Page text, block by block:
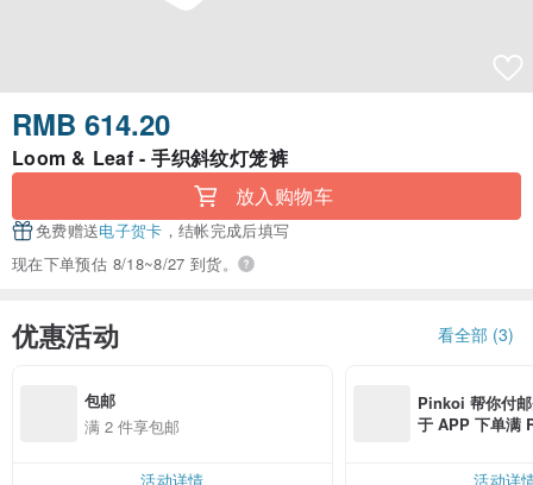
RMB 614.20
Loom & Leaf - 手织斜纹灯笼裤
放入购物车
免费赠送电子贺卡 ，结帐完成后填写
现在下单预估 8/18~8/27 到货。
优惠活动 看全部 (3)
包邮
满 2 件享包邮
活动详情
Pinkoi 帮你付
于 APP 下单满
活动详